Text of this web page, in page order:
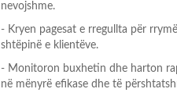
nevojshme.
- Kryen pagesat e rregullta për
shtëpinë e klientëve.
- Monitoron buxhetin dhe harton
në mënyrë efikase dhe të